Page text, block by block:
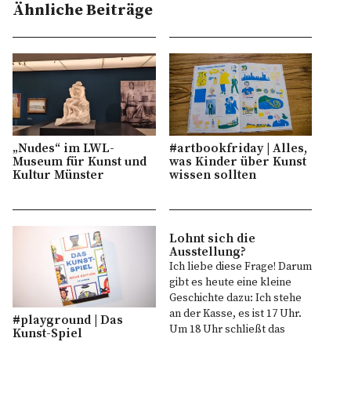
Ähnliche Beiträge
„Nudes“ im LWL-
Museum für Kunst und
Kultur Münster
#artbookfriday | Alles,
was Kinder über Kunst
wissen sollten
#playground | Das
Kunst-Spiel
Lohnt sich die
Ausstellung?
Ich liebe diese Frage! Darum
gibt es heute eine kleine
Geschichte dazu: Ich stehe
an der Kasse, es ist 17 Uhr.
Um 18 Uhr schließt das